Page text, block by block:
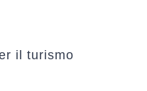
il turismo